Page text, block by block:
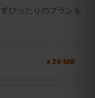
ぴったりのプランを
± 20 MB